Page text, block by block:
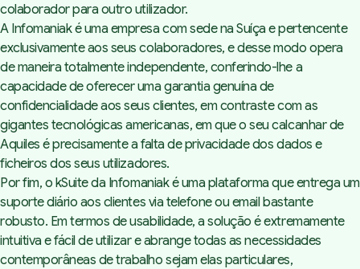
colaborador para outro utilizador.
A Infomaniak é uma empresa com sede na Suíça e pertencente
exclusivamente aos seus colaboradores, e desse modo opera
de maneira totalmente independente, conferindo-lhe a
capacidade de oferecer uma garantia genuína de
confidencialidade aos seus clientes, em contraste com as
gigantes tecnológicas americanas, em que o seu calcanhar de
Aquiles é precisamente a falta de privacidade dos dados e
ficheiros dos seus utilizadores.
Por fim, o kSuiteda Infomaniak é uma plataforma que entrega um
suporte diário aos clientes via telefone ou email bastante
robusto. Em termos de usabilidade, a solução é extremamente
intuitiva e fácil de utilizar e abrange todas as necessidades
contemporâneas de trabalho sejam elas particulares,